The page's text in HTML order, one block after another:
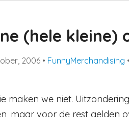
(hele kleine)
2006 • FunnyMerchandising
maken we niet.
maar voor de rest gelden